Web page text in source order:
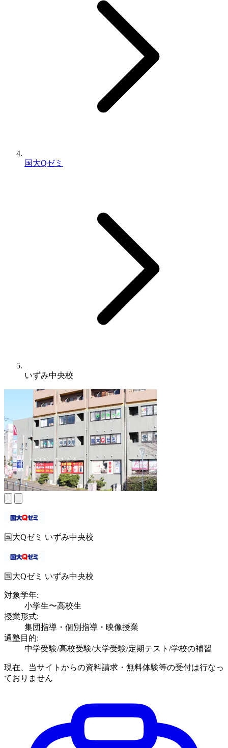
国大Qゼミ
いずみ中央校
国大Qゼミ いずみ中央校
国大Qゼミ いずみ中央校
対象学年:
小学生〜高校生
授業形式:
集団指導・個別指導・映像授業
通塾目的:
中学受験/高校受験/大学受験/定期テスト/学校の補習
現在、当サイトからの資料請求・無料体験等の受付は行なっ
ておりません